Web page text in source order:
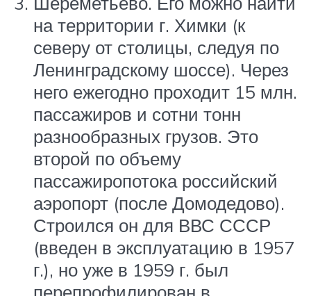
на территории г. Химки (к
северу от столицы, следуя по
Ленинградскому шоссе). Через
него ежегодно проходит 15 млн.
пассажиров и сотни тонн
разнообразных грузов. Это
второй по объему
пассажиропотока российский
аэропорт (после Домодедово).
Строился он для ВВС СССР
(введен в эксплуатацию в 1957
г.), но уже в 1959 г. был